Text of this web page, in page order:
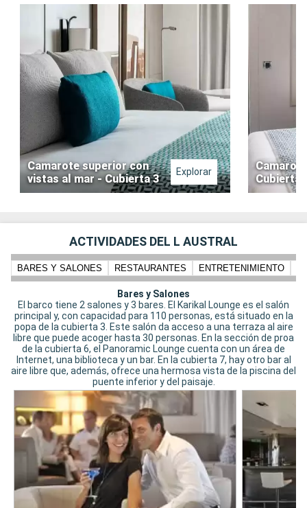
Camarote superior con
vistas al mar - Cubierta 3
Explorar
Cubierta
ACTIVIDADES DEL L AUSTRAL
BARES Y SALONES RESTAURANTES ENTRETENIMIENTO
Bares y Salones
El barco tiene 2 salones y 3 bares. El Karikal Lounge es el salón
principal y, con capacidad para 110 personas, está situado en la
popa de la cubierta 3. Este salón da acceso a una terraza al aire
libre que puede acoger hasta 30 personas. En la sección de proa
de la cubierta 6, el Panoramic Lounge cuenta con un área de
Internet, una biblioteca y un bar. En la cubierta 7, hay otro bar al
aire libre que, además, ofrece una hermosa vista de la piscina del
puente inferior y del paisaje.